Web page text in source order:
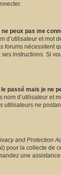
peux pas me
d’utilisateur et mot
forums nécessitent
instructions. Si
passé mais je ne
nom d’utilisateur et
utilisateurs ne
and Protection
pour la collecte de
une